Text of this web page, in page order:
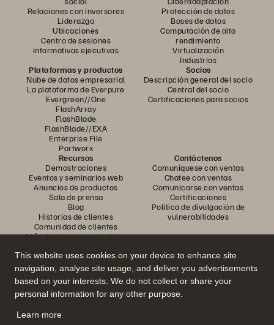
This website uses cookies on your device to enhance site
navigation, analyse site usage, and deliver you advertisements
based on your interests. We do not collect or share your
personal information for any other purpose.
Learn more
Relaciones con inversores
Liderazgo
Ubicaciones
Centro de sesiones
informativas ejecutivas
Protección de datos
Bases de datos
Computación de alto
rendimiento
Virtualización
Industrias
Plataformas y productos
Nube de datos empresarial
La plataforma de Everpure
Evergreen//One
FlashArray
FlashBlade
FlashBlade//EXA
Enterprise File
Portworx
Socios
Descripción general del socio
Central del socio
Certificaciones para socios
Recursos
Demostraciones
Eventos y seminarios web
Anuncios de productos
Sala de prensa
Blog
Historias de clientes
Comunidad de clientes
Artículo sobre conocimiento
Contáctenos
Comuníquese con ventas
Chatee con ventas
Comunicarse con ventas
Certificaciones
Política de divulgación de
vulnerabilidades
Únase a la conversación
Siga todos los canales sociales oficiales de Everpure